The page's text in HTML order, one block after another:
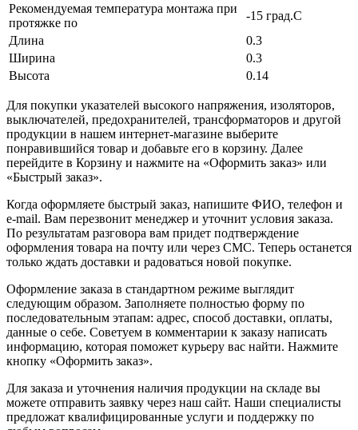
Рекомендуемая температура монтажа при
протяжке по
-15 град.C
Длина
0.3
Ширина
0.3
Высота
0.14
Для покупки указателей высокого напряжения, изоляторов,
выключателей, предохранителей, трансформаторов и другой
продукции в нашем интернет-магазине выберите
понравившийся товар и добавьте его в корзину. Далее
перейдите в Корзину и нажмите на «Оформить заказ» или
«Быстрый заказ».
Когда оформляете быстрый заказ, напишите ФИО, телефон и
e-mail. Вам перезвонит менеджер и уточнит условия заказа.
По результатам разговора вам придет подтверждение
оформления товара на почту или через СМС. Теперь останется
только ждать доставки и радоваться новой покупке.
Оформление заказа в стандартном режиме выглядит
следующим образом. Заполняете полностью форму по
последовательным этапам: адрес, способ доставки, оплаты,
данные о себе. Советуем в комментарии к заказу написать
информацию, которая поможет курьеру вас найти. Нажмите
кнопку «Оформить заказ».
Для заказа и уточнения наличия продукции на складе вы
можете отправить заявку через наш сайт. Наши специалисты
предложат квалифицированные услуги и поддержку по